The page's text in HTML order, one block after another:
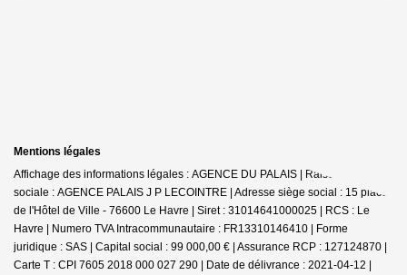
Mentions légales
Affichage des informations légales : AGENCE DU PALAIS | Raison
sociale : AGENCE PALAIS J P LECOINTRE | Adresse siège social : 15 place
de l'Hôtel de Ville - 76600 Le Havre | Siret : 31014641000025 | RCS : Le
Havre | Numero TVA Intracommunautaire : FR13310146410 | Forme
juridique : SAS | Capital social : 99 000,00 € | Assurance RCP : 127124870 |
Carte T : CPI 7605 2018 000 027 290 | Date de délivrance : 2021-04-12 |